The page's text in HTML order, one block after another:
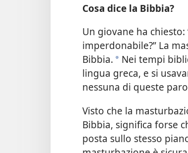
Cosa dice la Bibbia?
Un giovane ha
imperdonabile?” La
Bibbia. * Nei tempi
lingua greca, e si
nessuna di queste
Visto che la
Bibbia, significa forse
posta sullo stesso